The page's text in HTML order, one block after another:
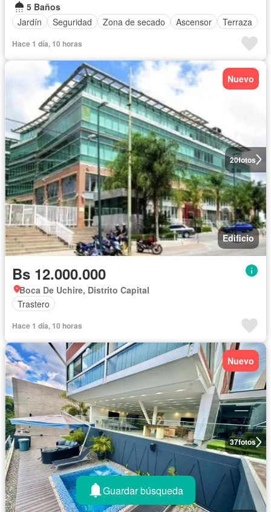
5 Baños
Jardín
Seguridad Zona de secado Ascensor Terraza
Hace 1 día, 10 horas
20fotos
Nuevo
Edificio
Bs 12.000.000
Boca De Uchire, Distrito Capital
Trastero
Hace 1 día, 10 horas
37fotos
Nuevo
Guardar búsqueda